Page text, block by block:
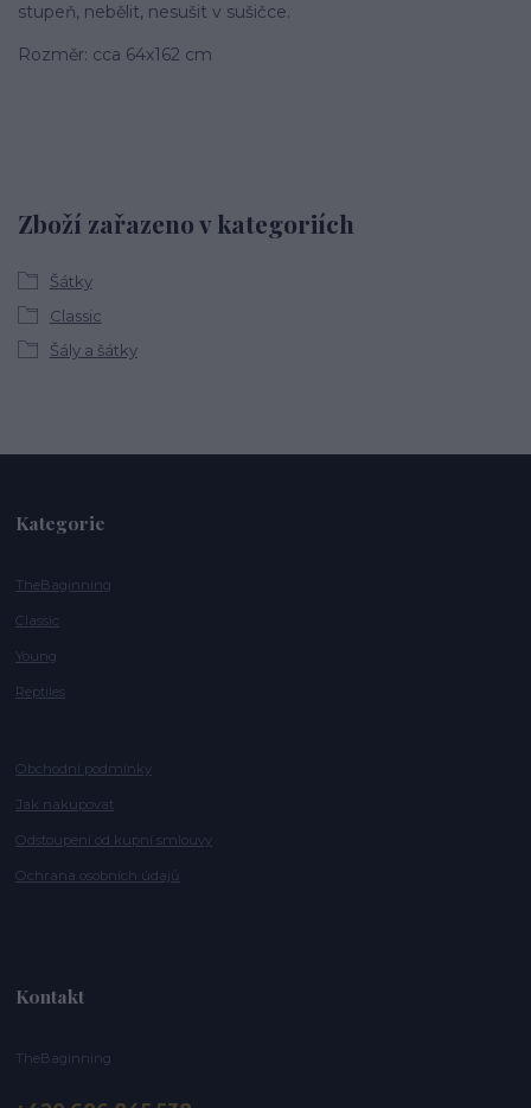
stupeň, nebělit, nesušit v sušičce.
Rozměr: cca 64x162 cm
Zboží zařazeno v kategoriích
Šátky
Classic
Šály a šátky
Kategorie
TheBaginning
Classic
Young
Reptiles
Obchodní podmínky
Jak nakupovat
Odstoupení od kupní smlouvy
Ochrana osobních údajů
Kontakt
TheBaginning